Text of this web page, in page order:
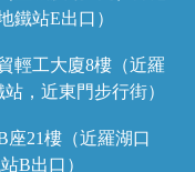
鐵站E出口）
輕工大廈8樓（近羅
，近東門步行街）
21樓（近羅湖口
B出口）